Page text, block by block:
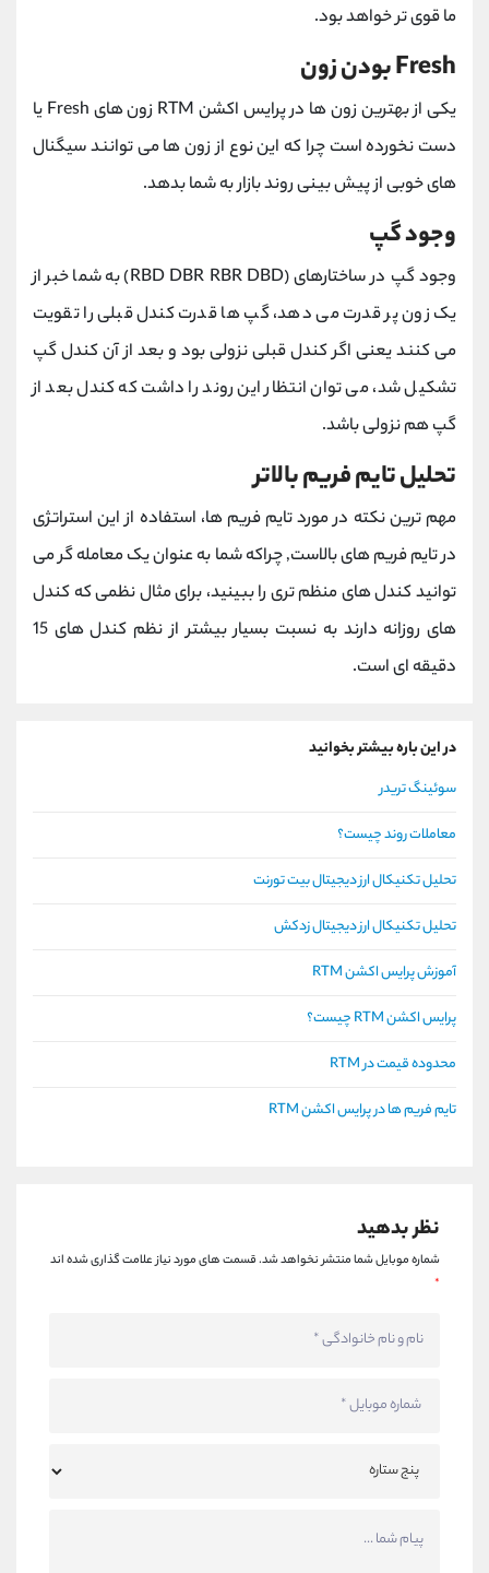
ما قوی تر خواهد بود.
Fresh بودن زون
یکی از بهترین زون ها در پرایس اکشن RTM زون های Fresh یا
دست نخورده است چرا که این نوع از زون ها می توانند سیگنال
های خوبی از پیش بینی روند بازار به شما بدهد.
وجود گپ
وجود گپ در ساختارهای (RBD DBR RBR DBD) به شما خبر از
یک زون پر قدرت می دهد، گپ ها قدرت کندل قبلی را تقویت
می کنند یعنی اگر کندل قبلی نزولی بود و بعد از آن کندل گپ
تشکیل شد، می توان انتظار این روند را داشت که کندل بعد از
گپ هم نزولی باشد.
تحلیل تایم فریم بالاتر
مهم ترین نکته در مورد تایم فریم ها، استفاده از این استراتژی
در تایم فریم های بالاست, چراکه شما به عنوان یک معامله گر می
توانید کندل های منظم تری را ببینید، برای مثال نظمی که کندل
های روزانه دارند به نسبت بسیار بیشتر از نظم کندل های 15
دقیقه ای است.
در این باره بیشتر بخوانید
سوئینگ تریدر
معاملات روند چیست؟
تحلیل تکنیکال ارز دیجیتال بیت تورنت
تحلیل تکنیکال ارز دیجیتال زدکش
آموزش پرایس اکشن RTM
پرایس اکشن RTM چیست؟
محدوده قیمت در RTM
تایم فریم ها در پرایس اکشن RTM
نظر بدهید
شماره موبایل شما منتشر نخواهد شد.قسمت های مورد نیاز علامت گذاری شده اند
*